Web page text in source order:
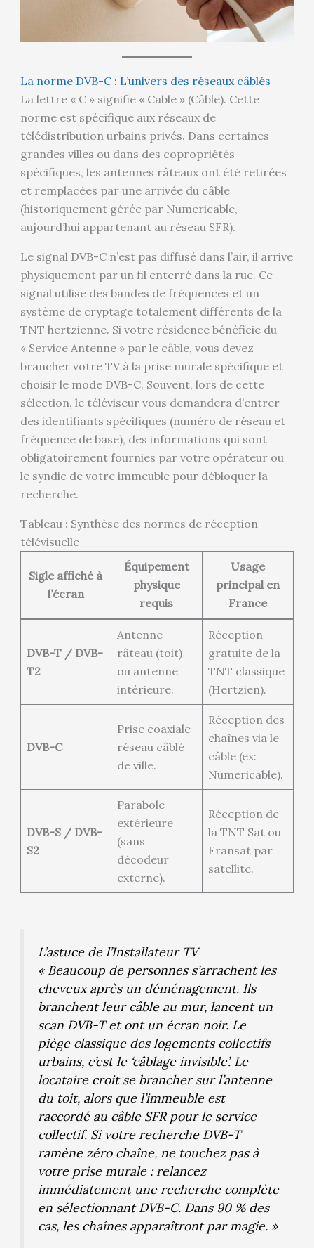
La norme DVB-C : L’univers des réseaux câblés
La lettre « C » signifie « Cable » (Câble). Cette
norme est spécifique aux réseaux de
télédistribution urbains privés. Dans certaines
grandes villes ou dans des copropriétés
spécifiques, les antennes râteaux ont été retirées
et remplacées par une arrivée du câble
(historiquement gérée par Numericable,
aujourd’hui appartenant au réseau SFR).
Le signal DVB-C n’est pas diffusé dans l’air, il arrive
physiquement par un fil enterré dans la rue. Ce
signal utilise des bandes de fréquences et un
système de cryptage totalement différents de la
TNT hertzienne. Si votre résidence bénéficie du
« Service Antenne » par le câble, vous devez
brancher votre TV à la prise murale spécifique et
choisir le mode DVB-C. Souvent, lors de cette
sélection, le téléviseur vous demandera d’entrer
des identifiants spécifiques (numéro de réseau et
fréquence de base), des informations qui sont
obligatoirement fournies par votre opérateur ou
le syndic de votre immeuble pour débloquer la
recherche.
Tableau : Synthèse des normes de réception
télévisuelle
Sigle affiché à
l’écran
Équipement
physique
requis
Usage
principal en
France
DVB-T / DVB-
T2
Antenne
râteau (toit)
ou antenne
intérieure.
Réception
gratuite de la
TNT classique
(Hertzien).
DVB-C
Prise coaxiale
réseau câblé
de ville.
Réception des
chaînes via le
câble (ex:
Numericable).
DVB-S / DVB-
S2
Parabole
extérieure
(sans
décodeur
externe).
Réception de
la TNT Sat ou
Fransat par
satellite.
L’astuce de l’Installateur TV
« Beaucoup de personnes s’arrachent les
cheveux après un déménagement. Ils
branchent leur câble au mur, lancent un
scan DVB-T et ont un écran noir. Le
piège classique des logements collectifs
urbains, c’est le ‘câblage invisible’. Le
locataire croit se brancher sur l’antenne
du toit, alors que l’immeuble est
raccordé au câble SFR pour le service
collectif. Si votre recherche DVB-T
ramène zéro chaîne, ne touchez pas à
votre prise murale : relancez
immédiatement une recherche complète
en sélectionnant DVB-C. Dans 90 % des
cas, les chaînes apparaîtront par magie. »